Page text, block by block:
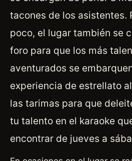
tacones de los asistentes.
poco, el lugar también se
foro para que los más
aventurados se
experiencia de estrellato
las tarimas para que
tu talento en el karaoke
encontrar de jueves a